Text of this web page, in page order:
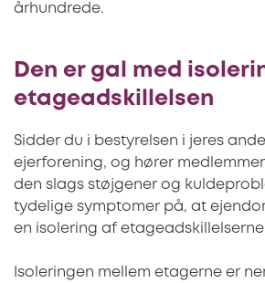
århundrede.
Den er gal med
etageadskillelsen
Sidder du i bestyrelsen i jeres
ejerforening, og hører
den slags støjgener og
tydelige symptomer på, at
en isolering af
Isoleringen mellem etagerne er